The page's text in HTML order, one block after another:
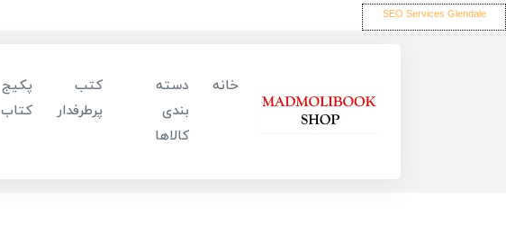
SEO Services Glendale
خانه
دسته
بندی
کالاها
کتب
پرطرفدار
پکیج
کتاب